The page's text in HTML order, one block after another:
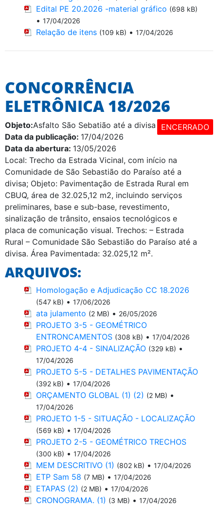
Edital PE 20.2026 -material gráfico (698 kB)
• 17/04/2026
Relação de itens (109 kB) • 17/04/2026
CONCORRÊNCIA
ELETRÔNICA 18/2026
ENCERRADO
Objeto:Asfalto São Sebatião até a divisa
Data da publicação: 17/04/2026
Data da abertura: 13/05/2026
Local: Trecho da Estrada Vicinal, com início na
Comunidade de São Sebastião do Paraíso até a
divisa; Objeto: Pavimentação de Estrada Rural em
CBUQ, área de 32.025,12 m2, incluindo serviços
preliminares, base e sub-base, revestimento,
sinalização de trânsito, ensaios tecnológicos e
placa de comunicação visual. Trechos: – Estrada
Rural – Comunidade São Sebastião do Paraíso até a
divisa. Área Pavimentada: 32.025,12 m².
ARQUIVOS:
Homologação e Adjudicação CC 18.2026
(547 kB) • 17/06/2026
ata julamento (2 MB) • 26/05/2026
PROJETO 3-5 - GEOMÉTRICO
ENTRONCAMENTOS (308 kB) • 17/04/2026
PROJETO 4-4 - SINALIZAÇÃO (329 kB) •
17/04/2026
PROJETO 5-5 - DETALHES PAVIMENTAÇÃO
(392 kB) • 17/04/2026
ORÇAMENTO GLOBAL (1) (2) (2 MB) •
17/04/2026
PROJETO 1-5 - SITUAÇÃO - LOCALIZAÇÃO
(569 kB) • 17/04/2026
PROJETO 2-5 - GEOMÉTRICO TRECHOS
(300 kB) • 17/04/2026
MEM DESCRITIVO (1) (802 kB) • 17/04/2026
ETP Sam 58 (7 MB) • 17/04/2026
ETAPAS (2) (2 MB) • 17/04/2026
CRONOGRAMA. (1) (3 MB) • 17/04/2026